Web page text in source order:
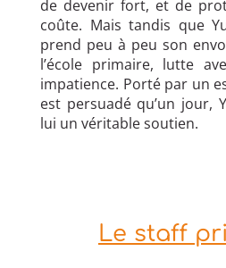
de devenir fort, et de
coûte. Mais tandis que
prend peu à peu son
l’école primaire, lutte
impatience. Porté par un
est persuadé qu’un jour,
lui un véritable soutien.
Le staff